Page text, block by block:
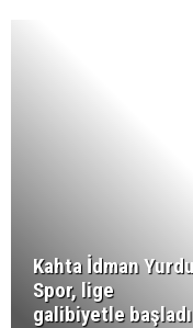
Kahta İdman
Spor, lige
galibiyetle başladı